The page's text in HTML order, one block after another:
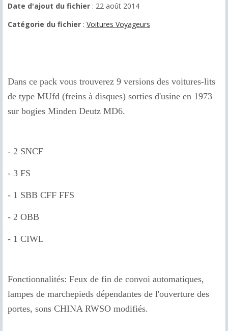
Date d'ajout du fichier : 22 août 2014
Catégorie du fichier : Voitures Voyageurs
Dans ce pack vous trouverez 9 versions des voitures-lits
de type MUfd (freins à disques) sorties d'usine en 1973
sur bogies Minden Deutz MD6.
- 2 SNCF
- 3 FS
- 1 SBB CFF FFS
- 2 OBB
- 1 CIWL
Fonctionnalités: Feux de fin de convoi automatiques,
lampes de marchepieds dépendantes de l'ouverture des
portes, sons CHINA RWSO modifiés.